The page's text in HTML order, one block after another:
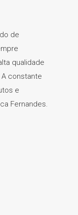
de
qualidade
constante
e
Fernandes.